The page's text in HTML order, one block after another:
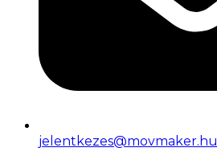
jelentkezes@movmaker.hu